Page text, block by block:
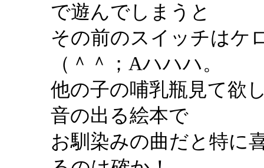
で遊んでしまうと
その前のスイッチはケ
（＾＾；Aハハハ。
他の子の哺乳瓶見て欲
音の出る絵本で
お馴染みの曲だと特に